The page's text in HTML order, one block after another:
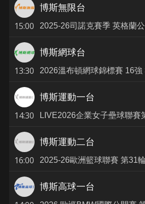
15:00
博斯無限台
13:30
博斯網球台
14:30
博斯運動一台
16:00
博斯運動二台
博斯高球一台